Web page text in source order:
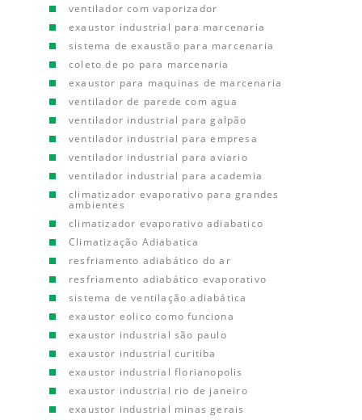
ventilador com vaporizador
exaustor industrial para marcenaria
sistema de exaustão para marcenaria
coleto de po para marcenaria
exaustor para maquinas de marcenaria
ventilador de parede com agua
ventilador industrial para galpão
ventilador industrial para empresa
ventilador industrial para aviario
ventilador industrial para academia
climatizador evaporativo para grandes
ambientes
climatizador evaporativo adiabatico
Climatização Adiabatica
resfriamento adiabático do ar
resfriamento adiabático evaporativo
sistema de ventilação adiabática
exaustor eolico como funciona
exaustor industrial são paulo
exaustor industrial curitiba
exaustor industrial florianopolis
exaustor industrial rio de janeiro
exaustor industrial minas gerais